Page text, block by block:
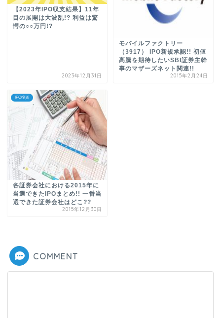
【2023年IPO収支結果】11年
目の展開は大波乱!? 利益は驚
愕の○○万円!?
2023年12月31日
モバイルファクトリー
（3917） IPO新規承認!! 初値
高騰を期待したいSBI証券主幹
事のマザーズネット関連!!
2015年2月24日
IPO投資
各証券会社における2015年に
当選できたIPOまとめ!! 一番当
選できた証券会社はどこ??
2015年12月30日
COMMENT